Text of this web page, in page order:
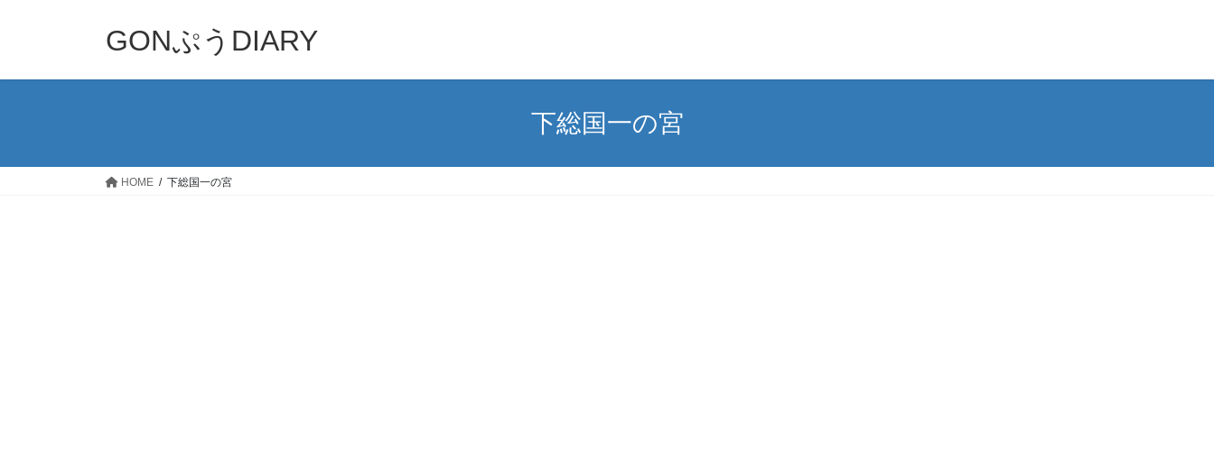
GONぷうDIARY
下総国一の宮
HOME 下総国一の宮